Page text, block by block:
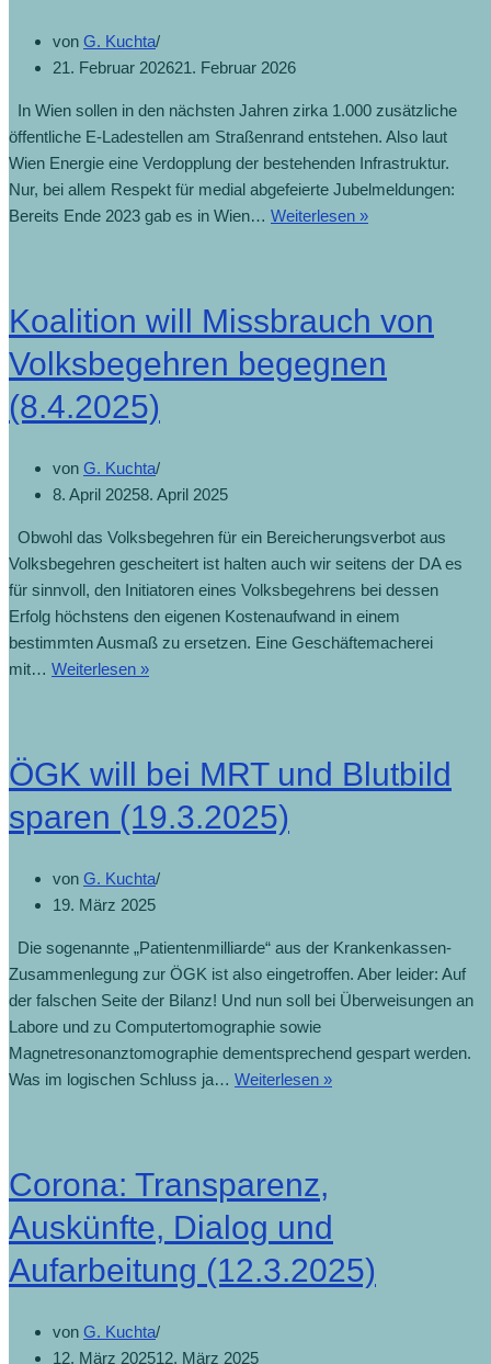
von G. Kuchta
21. Februar 202621. Februar 2026
In Wien sollen in den nächsten Jahren zirka 1.000 zusätzliche
öffentliche E-Ladestellen am Straßenrand entstehen. Also laut
Wien Energie eine Verdopplung der bestehenden Infrastruktur.
Nur, bei allem Respekt für medial abgefeierte Jubelmeldungen:
Bereits Ende 2023 gab es in Wien… Weiterlesen »
Koalition will Missbrauch von
Volksbegehren begegnen
(8.4.2025)
von G. Kuchta
8. April 20258. April 2025
Obwohl das Volksbegehren für ein Bereicherungsverbot aus
Volksbegehren gescheitert ist halten auch wir seitens der DA es
für sinnvoll, den Initiatoren eines Volksbegehrens bei dessen
Erfolg höchstens den eigenen Kostenaufwand in einem
bestimmten Ausmaß zu ersetzen. Eine Geschäftemacherei
mit… Weiterlesen »
ÖGK will bei MRT und Blutbild
sparen (19.3.2025)
von G. Kuchta
19. März 2025
Die sogenannte „Patientenmilliarde“ aus der Krankenkassen-
Zusammenlegung zur ÖGK ist also eingetroffen. Aber leider: Auf
der falschen Seite der Bilanz! Und nun soll bei Überweisungen an
Labore und zu Computertomographie sowie
Magnetresonanztomographie dementsprechend gespart werden.
Was im logischen Schluss ja… Weiterlesen »
Corona: Transparenz,
Auskünfte, Dialog und
Aufarbeitung (12.3.2025)
von G. Kuchta
12. März 202512. März 2025